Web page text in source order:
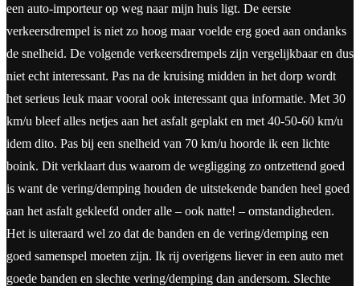
een auto-importeur op weg naar mijn huis ligt. De eerste
verkeersdrempel is niet zo hoog maar voelde erg goed aan ondanks
de snelheid. De volgende verkeersdrempels zijn vergelijkbaar en dus
niet echt interessant. Pas na de kruising midden in het dorp wordt
het serieus leuk maar vooral ook interessant qua informatie. Met 30
km/u bleef alles netjes aan het asfalt geplakt en met 40-50-60 km/u
idem dito. Pas bij een snelheid van 70 km/u hoorde ik een lichte
boink. Dit verklaart dus waarom de wegligging zo ontzettend goed
is want de vering/demping houden de uitstekende banden heel goed
aan het asfalt gekleefd onder alle – ook natte! – omstandigheden.
Het is uiteraard wel zo dat de banden en de vering/demping een
goed samenspel moeten zijn. Ik rij overigens liever in een auto met
goede banden en slechte vering/demping dan andersom. Slechte